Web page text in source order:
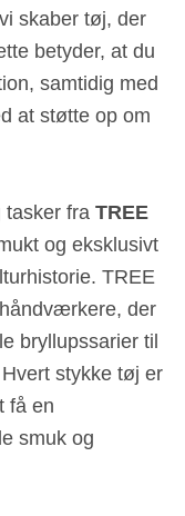
skaber tøj, der
betyder, at du
samtidig med
at støtte op om
tasker fra TREE
og eksklusivt
TREE
der
bryllupssarier til
stykke tøj er
få en
smuk og